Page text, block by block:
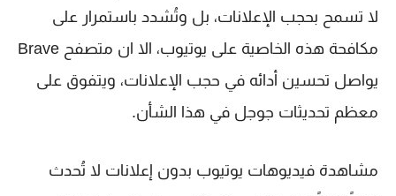
لا تسمح بحجب الإعلانات، بل وتُشدد باستمرار على
مكافحة هذه الخاصية على يوتيوب، الا ان متصفح Brave
يواصل تحسين أدائه في حجب الإعلانات، ويتفوق على
معظم تحديثات جوجل في هذا الشأن.
مشاهدة فيديوهات يوتيوب بدون إعلانات لا تُحدث